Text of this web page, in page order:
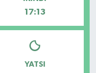
17:13
YATSI